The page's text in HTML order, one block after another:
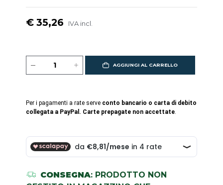
€ 35,26 IVA incl.
AGGIUNGI AL CARRELLO
Per i pagamenti a rate serve conto bancario o carta di debito
collegata a PayPal. Carte prepagate non accettate.
CONSEGNA: PRODOTTO NON